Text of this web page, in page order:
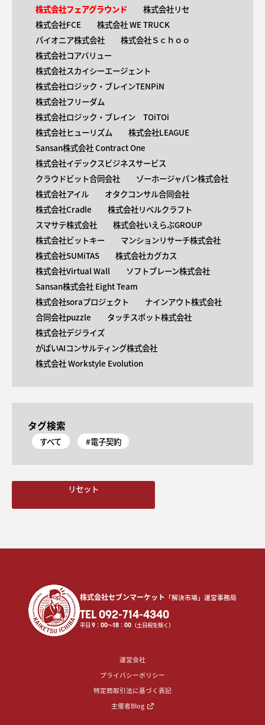
株式会社フェアグラウンド
株式会社リセ
株式会社FCE
株式会社 WE TRUCK
パイオニア株式会社
株式会社Ｓｃｈｏｏ
株式会社コアバリュー
株式会社スカイシーエージェント
株式会社ロジック・ブレインTENPiN
株式会社フリーダム
株式会社ロジック・ブレイン TOiTOi
株式会社ヒューリズム
株式会社LEAGUE
Sansan株式会社 Contract One
株式会社イデックスビジネスサービス
クラウドビット合同会社
ゾーホージャパン株式会社
株式会社アイル
オタクコンサル合同会社
株式会社Cradle
株式会社リベルクラフト
スマサテ株式会社
株式会社いえらぶGROUP
株式会社ビットキー
マンションリサーチ株式会社
株式会社SUMiTAS
株式会社カグカス
株式会社Virtual Wall
ソフトブレーン株式会社
Sansan株式会社 Eight Team
株式会社soraプロジェクト
ナインアウト株式会社
合同会社puzzle
タッチスポット株式会社
株式会社デジライズ
がばいAIコンサルティング株式会社
株式会社 Workstyle Evolution
タグ検索
すべて #電子契約
リセット
株式会社セブンマーケット 「解決市場」運営事務局
TEL 092-714-4340
平日9 ：00〜18 ：00 （土日祝を除く）
運営会社
プライバシーポリシー
特定商取引法に基づく表記
主催者Blog